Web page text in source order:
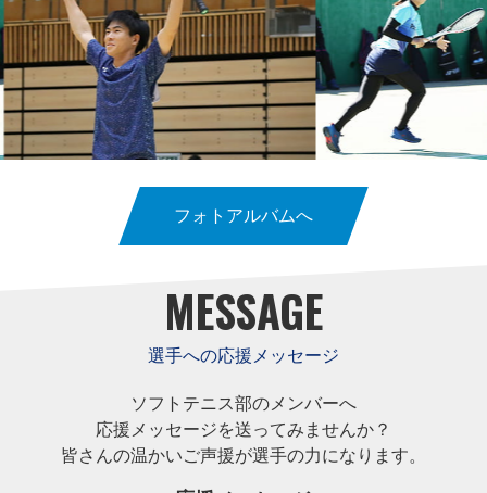
フォトアルバムへ
MESSAGE
選手への応援メッセージ
ソフトテニス部のメンバーへ
応援メッセージを送ってみませんか？
皆さんの温かいご声援が選手の力になります。